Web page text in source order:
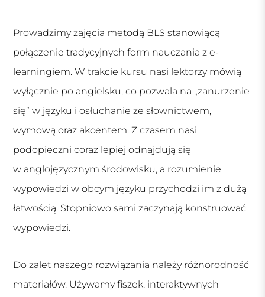
Prowadzimy zajęcia metodą BLS stanowiącą
połączenie tradycyjnych form nauczania z e-
learningiem. W trakcie kursu nasi lektorzy mówią
wyłącznie po angielsku, co pozwala na „zanurzenie
się” w języku i osłuchanie ze słownictwem,
wymową oraz akcentem. Z czasem nasi
podopieczni coraz lepiej odnajdują się
w anglojęzycznym środowisku, a rozumienie
wypowiedzi w obcym języku przychodzi im z dużą
łatwością. Stopniowo sami zaczynają konstruować
wypowiedzi.
Do zalet naszego rozwiązania należy różnorodność
materiałów. Używamy fiszek, interaktywnych